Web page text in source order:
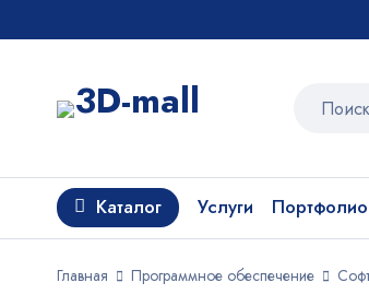
Каталог Услуги Портфолио
Главная Программное обеспечение